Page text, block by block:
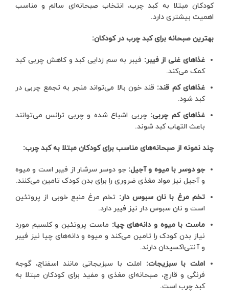
کودکان مبتلا به کبد چرب، انتخاب صبحانه‌ای سالم و مناسب
اهمیت بیشتری دارد.
بهترین صبحانه برای کبد چرب در کودکان:
غذاهای غنی از فیبر: فیبر به سم زدایی کبد و کاهش چربی کبد
کمک می‌کند.
غذاهای کم قند: قند خون بالا می‌تواند منجر به تجمع چربی در
کبد شود.
غذاهای کم چربی: چربی اشباع شده و چربی ترانس می‌توانند
باعث التهاب کبد شوند.
چند نمونه از صبحانه‌های مناسب برای کودکان مبتلا به کبد چرب:
جو دوسر با میوه و آجیل: جو دوسر سرشار از فیبر است و میوه
و آجیل نیز مواد مغذی ضروری را برای بدن کودک تامین می‌کنند.
تخم مرغ با نان سبوس دار: تخم مرغ منبع خوبی از پروتئین
است و نان سبوس دار نیز فیبر دارد.
ماست با میوه و دانه‌های چیا: ماست پروتئین و کلسیم مورد
نیاز بدن کودک را تامین می‌کند و میوه و دانه‌های چیا نیز فیبر
و آنتی‌اکسیدان دارند.
املت با سبزیجات: املت با سبزیجاتی مانند اسفناج، گوجه
فرنگی و قارچ، صبحانه‌ای مغذی و مفید برای کودکان مبتلا به
کبد چرب است.